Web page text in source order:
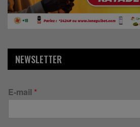
NEWSLETTER
E-mail *